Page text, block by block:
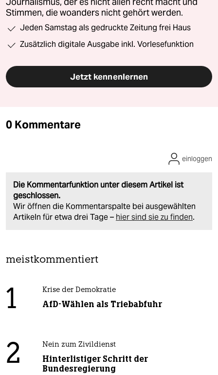
Stimmen, die woanders nicht gehört werden.
Jeden Samstag als gedruckte Zeitung frei Haus
Zusätzlich digitale Ausgabe inkl. Vorlesefunktion
Jetzt kennenlernen
0 Kommentare
Die Kommentarfunktion unter diesem Artikel ist
geschlossen.
Wir öffnen die Kommentarspalte bei ausgewählten
Artikeln für etwa drei Tage – hier sind sie zu finden.
einloggen
meistkommentiert
1 Krise der Demokratie
AfD-Wählen als Triebabfuhr
2 Nein zum Zivildienst
Hinterlistiger Schritt der
Bundesregierung